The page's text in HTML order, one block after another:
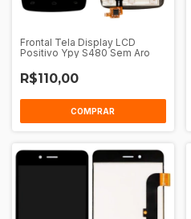
Frontal Tela Display LCD
Positivo Ypy S480 Sem Aro
R$110,00
COMPRAR